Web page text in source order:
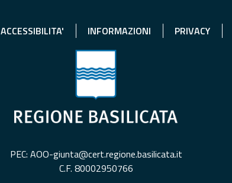
ACCESSIBILITA' INFORMAZIONI PRIVACY
PEC: AOO-giunta@cert.regione.basilicata.it
C.F. 80002950766